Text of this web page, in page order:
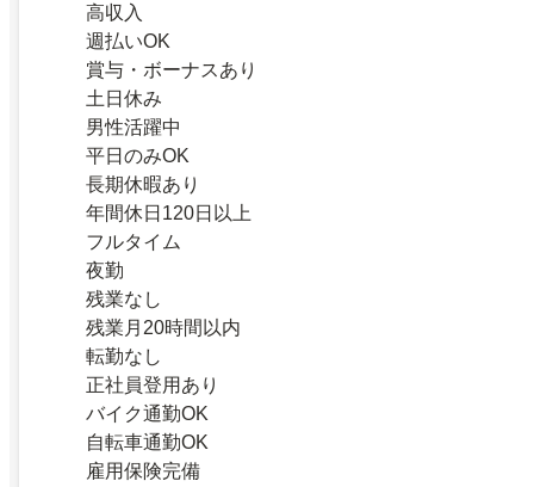
高収入
週払いOK
賞与・ボーナスあり
土日休み
男性活躍中
平日のみOK
長期休暇あり
年間休日120日以上
フルタイム
夜勤
残業なし
残業月20時間以内
転勤なし
正社員登用あり
バイク通勤OK
自転車通勤OK
雇用保険完備